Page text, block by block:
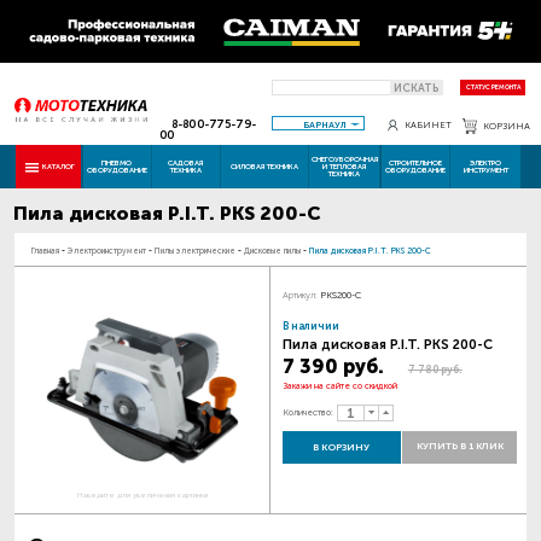
ИСКАТЬ СТАТУС РЕМОНТА
8-800-775-79-
00
БАРНАУЛ КАБИНЕТ КОРЗИНА
КАТАЛОГ ПНЕВМО
ОБОРУДОВАНИЕ
САДОВАЯ
ТЕХНИКА СИЛОВАЯ ТЕХНИКА
СНЕГОУБОРОЧНАЯ
И ТЕПЛОВАЯ
ТЕХНИКА
СТРОИТЕЛЬНОЕ
ОБОРУДОВАНИЕ
ЭЛЕКТРО
ИНСТРУМЕНТ
Пила дисковая P.I.T. PKS 200-C
Главная - Электроинструмент - Пилы электрические - Дисковые пилы - Пила дисковая P.I.T. PKS 200-C
Наведите для увеличения картинки
Артикул: PKS200-C
В наличии
Пила дисковая P.I.T. PKS 200-C
7 390 руб. 7 780 руб.
Закажи на сайте со скидкой
Количество:
В КОРЗИНУ КУПИТЬ В 1 КЛИК